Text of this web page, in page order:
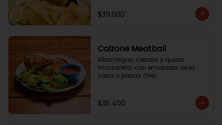
$39.600
Calzone Meatball
Albóndigas, cebolla y queso
mozzarella; con ensalada de la
casa o papas chip.
$36.400